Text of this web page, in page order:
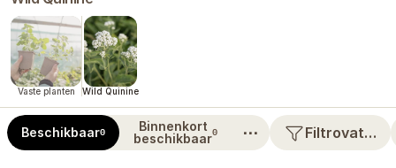
Vaste planten Wild Quinine
Beschikbaar0
Binnenkort
beschikbaar0 ⋯ Filtrovat…